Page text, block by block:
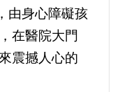
由身心障礙孩
在醫院大門
震撼人心的